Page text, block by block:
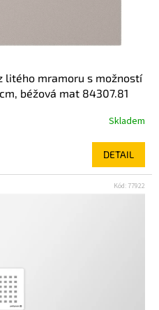
litého mramoru s možností
béžová mat 84307.81
Skladem
DETAIL
Kód: 77922